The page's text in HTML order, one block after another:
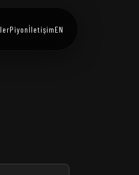
PiyonİletişimEN